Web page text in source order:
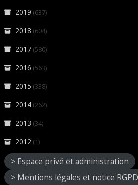
2019 (637)
2018 (604)
2017 (580)
2016 (563)
2015 (338)
2014 (262)
2013 (34)
2012 (1)
> Espace privé et administration
> Mentions légales et notice RGPD